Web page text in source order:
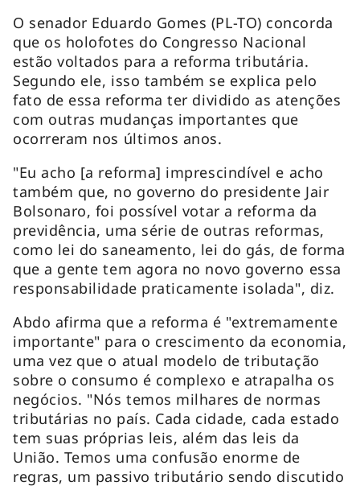
O senador Eduardo Gomes (PL-TO) concorda
que os holofotes do Congresso Nacional
estão voltados para a reforma tributária.
Segundo ele, isso também se explica pelo
fato de essa reforma ter dividido as atenções
com outras mudanças importantes que
ocorreram nos últimos anos.
"Eu acho [a reforma] imprescindível e acho
também que, no governo do presidente Jair
Bolsonaro, foi possível votar a reforma da
previdência, uma série de outras reformas,
como lei do saneamento, lei do gás, de forma
que a gente tem agora no novo governo essa
responsabilidade praticamente isolada", diz.
Abdo afirma que a reforma é "extremamente
importante" para o crescimento da economia,
uma vez que o atual modelo de tributação
sobre o consumo é complexo e atrapalha os
negócios. "Nós temos milhares de normas
tributárias no país. Cada cidade, cada estado
tem suas próprias leis, além das leis da
União. Temos uma confusão enorme de
regras, um passivo tributário sendo discutido